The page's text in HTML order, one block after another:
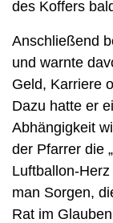
des Koffers
Anschließend
und warnte
Geld, Karriere
Dazu hatte er
Abhängigkeit
der Pfarrer die
Luftballon-
man Sorgen,
Rat im